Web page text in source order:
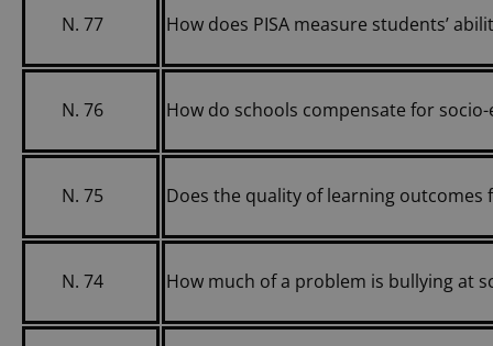
N. 77 How does PISA measure students’
N. 76 How do schools compensate for
N. 75 Does the quality of learning
N. 74 How much of a problem is bullying at